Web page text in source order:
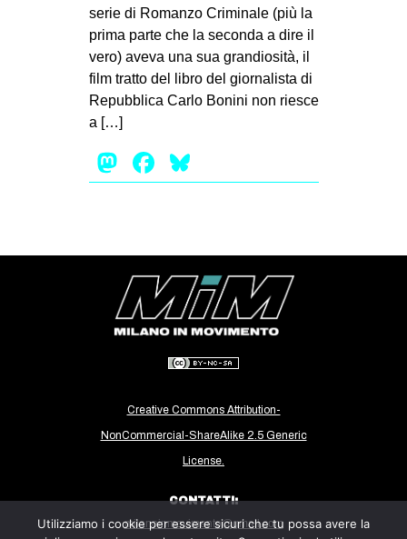
MIGRAZIONI
PRECARIATO
REPRESSIONE
ARTE
MUSICA
RECENSIONI
INTERNAZIONALE
AFRICA
AMERICHE
ESTREMO ORIENTE
EUROPA
MEDIO ORIENTE
MONDO
serie di Romanzo Criminale (più la
prima parte che la seconda a dire il
vero) aveva una sua grandiosità, il
film tratto del libro del giornalista di
Repubblica Carlo Bonini non riesce
a […]
Mastodon
Facebook
Creative Commons Attribution-
NonCommercial-ShareAlike 2.5 Generic
License.
CONTATTI:
milanoinmovimento@gmail.com
Utilizziamo i cookie per essere sicuri che tu possa avere la